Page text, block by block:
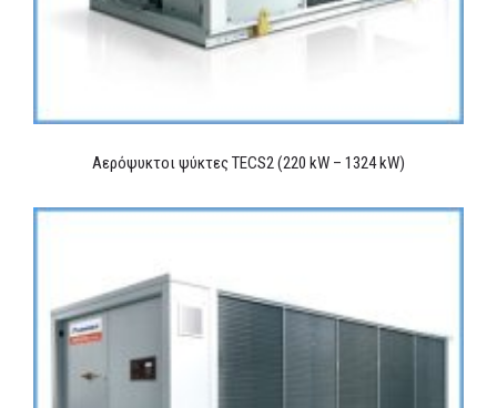
Αερόψυκτοι ψύκτες TECS2 (220 kW – 1324 kW)